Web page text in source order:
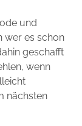
und
wer es schon
geschafft
wenn
nächsten